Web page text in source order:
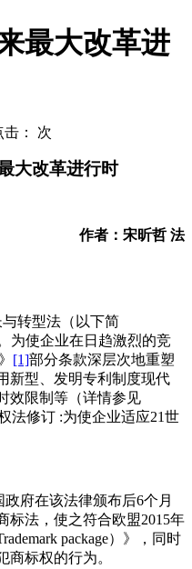
最大改革进
： 次
大改革进行时
昕哲 法
与转型法（以下简
为使企业在日趋激烈的竞
[1]部分条款深层次地重塑
新型、发明专利制度现代
效限制等（详情参见
法修订 :为使企业适应21世
政府在该法律颁布后6个月
标法，使之符合欧盟2015年
package）》，同时
商标权的行为。